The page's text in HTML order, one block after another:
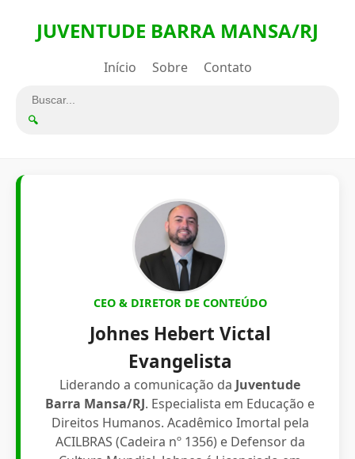
JUVENTUDE BARRA MANSA/RJ
Início Sobre Contato
🔍
CEO & DIRETOR DE CONTEÚDO
Johnes Hebert Victal
Evangelista
Liderando a comunicação da Juventude
Barra Mansa/RJ. Especialista em Educação e
Direitos Humanos. Acadêmico Imortal pela
ACILBRAS (Cadeira nº 1356) e Defensor da